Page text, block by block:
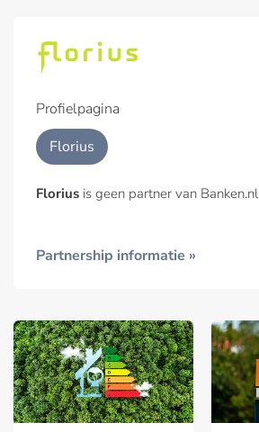
Profielpagina
Florius
Florius is geen partner van Banken.nl
Partnership informatie »